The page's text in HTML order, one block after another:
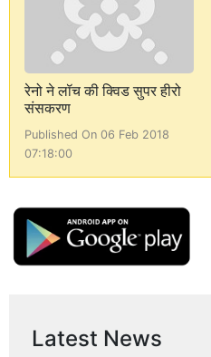
रेनो ने लॉच की क्विड सुपर हीरो
संसकरण
Published On 06 Feb 2018
07:18:00
Latest News